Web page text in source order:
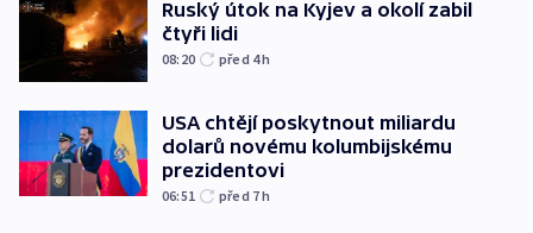
Ruský útok na Kyjev a okolí zabil
čtyři lidi
08:20 před 4h
USA chtějí poskytnout miliardu
dolarů novému kolumbijskému
prezidentovi
06:51 před 7h